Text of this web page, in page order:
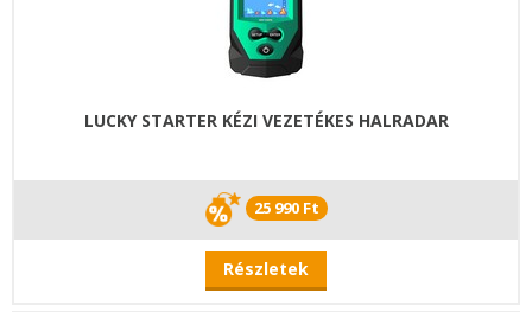
LUCKY STARTER KÉZI VEZETÉKES HALRADAR
25 990 Ft
Részletek